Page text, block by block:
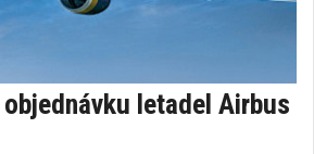
letadel Airbus